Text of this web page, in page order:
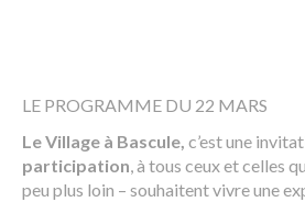
LE PROGRAMME DU 22 MARS
Le Village à Bascule, c’est une
participation, à tous ceux et celles
peu plus loin – souhaitent vivre une